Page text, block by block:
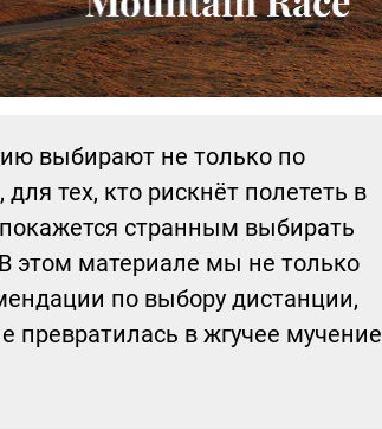
выбирают не только по
тех, кто рискнёт полететь в
странным выбирать
этом материале мы не только
по выбору дистанции,
превратилась в жгучее мучение